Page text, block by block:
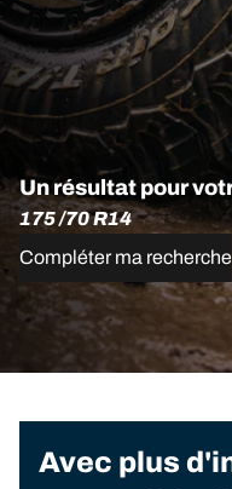
Un résultat pour
175 /70 R14
Compléter ma recherche
Avec plus